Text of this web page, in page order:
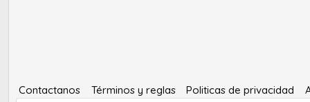
Contactanos Términos y reglas Politicas de privacidad